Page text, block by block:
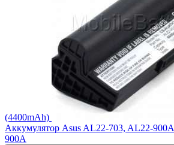
(4400mAh)
Аккумулятор Asus AL22-703, AL22-
900A